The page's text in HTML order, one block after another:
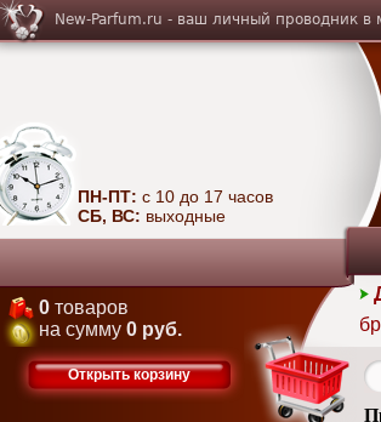
New-Parfum.ru - ваш личный проводник
ПН-ПТ: с 10 до 17 часов
СБ, ВС: выходные
0 товаров
на сумму 0 руб.
Открыть корзину